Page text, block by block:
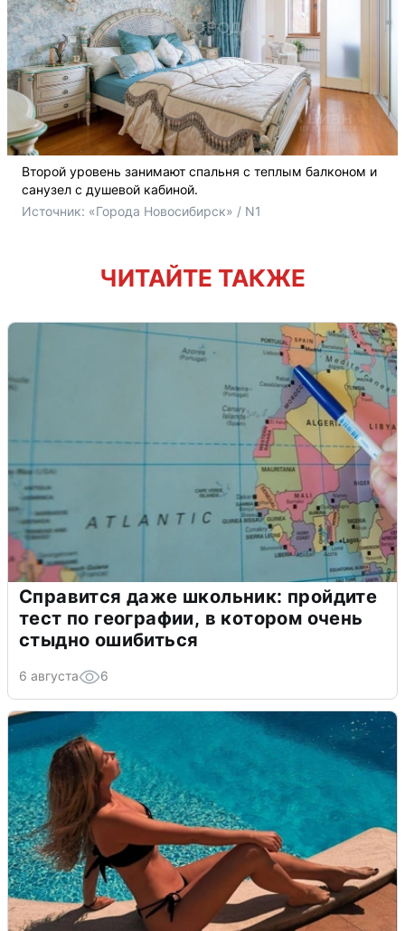
Второй уровень занимают спальня с теплым балконом и
санузел с душевой кабиной.
Источник: «Города Новосибирск» / N1
ЧИТАЙТЕ ТАКЖЕ
Справится даже школьник: пройдите
тест по географии, в котором очень
стыдно ошибиться
6 августа 6